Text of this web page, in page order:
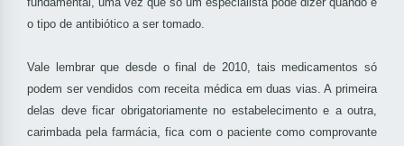
o tipo de antibiótico a ser tomado.
Vale lembrar que desde o final de 2010, tais medicamentos só
podem ser vendidos com receita médica em duas vias. A primeira
delas deve ficar obrigatoriamente no estabelecimento e a outra,
carimbada pela farmácia, fica com o paciente como comprovante